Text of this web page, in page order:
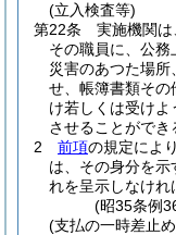
(立入検査等)
第22条
実施機関は
その職員に、公務
災害のあつた場
せ、帳簿書類その
け若しくは受け
させることができ
2
前項の規定によ
は、その身分を示
れを呈示しなけれ
(昭35条例
(支払の一時差止